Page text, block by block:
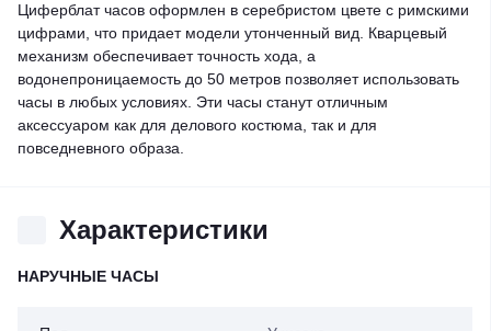
Циферблат часов оформлен в серебристом цвете с римскими
цифрами, что придает модели утонченный вид. Кварцевый
механизм обеспечивает точность хода, а
водонепроницаемость до 50 метров позволяет использовать
часы в любых условиях. Эти часы станут отличным
аксессуаром как для делового костюма, так и для
повседневного образа.
Характеристики
НАРУЧНЫЕ ЧАСЫ